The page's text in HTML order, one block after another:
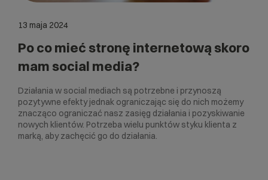
13 maja 2024
Po co mieć stronę internetową skoro
mam social media?
Działania w social mediach są potrzebne i przynoszą
pozytywne efekty jednak ograniczając się do nich możemy
znacząco ograniczać nasz zasięg działania i pozyskiwanie
nowych klientów. Potrzeba wielu punktów styku klienta z
marką, aby zachęcić go do działania.